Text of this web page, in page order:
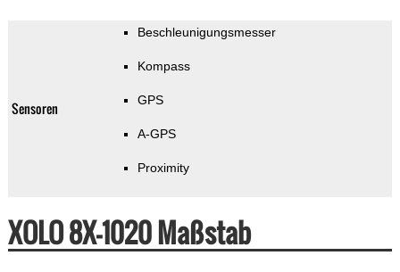
Sensoren
Beschleunigungsmesser
Kompass
GPS
A-GPS
Proximity
XOLO 8X-1020 Maßstab